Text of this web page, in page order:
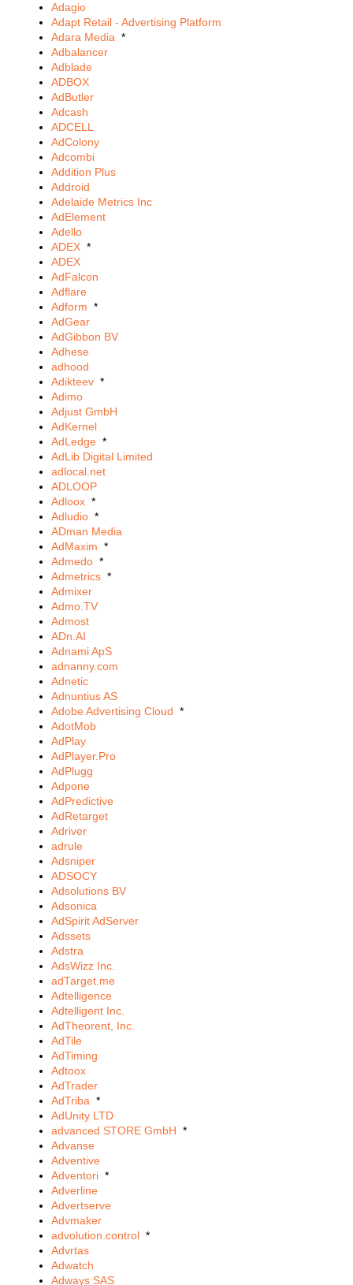
Adagio
Adapt Retail - Advertising Platform
Adara Media *
Adbalancer
Adblade
ADBOX
AdButler
Adcash
ADCELL
AdColony
Adcombi
Addition Plus
Addroid
Adelaide Metrics Inc
AdElement
Adello
ADEX *
ADEX
AdFalcon
Adflare
Adform *
AdGear
AdGibbon BV
Adhese
adhood
Adikteev *
Adimo
Adjust GmbH
AdKernel
AdLedge *
AdLib Digital Limited
adlocal.net
ADLOOP
Adloox *
Adludio *
ADman Media
AdMaxim *
Admedo *
Admetrics *
Admixer
Admo.TV
Admost
ADn.AI
Adnami ApS
adnanny.com
Adnetic
Adnuntius AS
Adobe Advertising Cloud *
AdotMob
AdPlay
AdPlayer.Pro
AdPlugg
Adpone
AdPredictive
AdRetarget
Adriver
adrule
Adsniper
ADSOCY
Adsolutions BV
Adsonica
AdSpirit AdServer
Adssets
Adstra
AdsWizz Inc.
adTarget.me
Adtelligence
Adtelligent Inc.
AdTheorent, Inc.
AdTile
AdTiming
Adtoox
AdTrader
AdTriba *
AdUnity LTD
advanced STORE GmbH *
Advanse
Adventive
Adventori *
Adverline
Advertserve
Advmaker
advolution.control *
Advrtas
Adwatch
Adways SAS